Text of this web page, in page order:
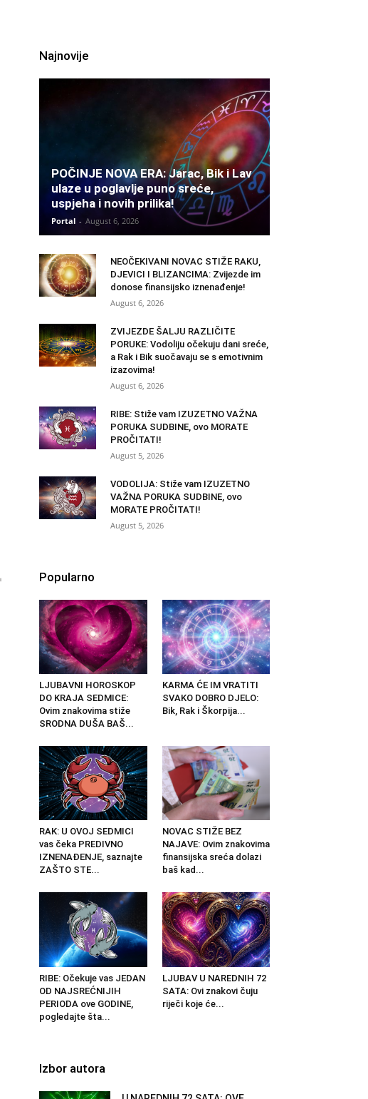
Najnovije
POČINJE NOVA ERA: Jarac, Bik i Lav
ulaze u poglavlje puno sreće,
uspjeha i novih prilika!
Portal - August 6, 2026
NEOČEKIVANI NOVAC STIŽE RAKU,
DJEVICI I BLIZANCIMA: Zvijezde im
donose finansijsko iznenađenje!
August 6, 2026
ZVIJEZDE ŠALJU RAZLIČITE
PORUKE: Vodoliju očekuju dani sreće,
a Rak i Bik suočavaju se s emotivnim
izazovima!
August 6, 2026
RIBE: Stiže vam IZUZETNO VAŽNA
PORUKA SUDBINE, ovo MORATE
PROČITATI!
August 5, 2026
VODOLIJA: Stiže vam IZUZETNO
VAŽNA PORUKA SUDBINE, ovo
MORATE PROČITATI!
August 5, 2026
Popularno
LJUBAVNI HOROSKOP
DO KRAJA SEDMICE:
Ovim znakovima stiže
SRODNA DUŠA BAŠ...
KARMA ĆE IM VRATITI
SVAKO DOBRO DJELO:
Bik, Rak i Škorpija...
RAK: U OVOJ SEDMICI
vas čeka PREDIVNO
IZNENAĐENJE, saznajte
ZAŠTO STE...
NOVAC STIŽE BEZ
NAJAVE: Ovim znakovima
finansijska sreća dolazi
baš kad...
RIBE: Očekuje vas JEDAN
OD NAJSREĆNIJIH
PERIODA ove GODINE,
pogledajte šta...
LJUBAV U NAREDNIH 72
SATA: Ovi znakovi čuju
riječi koje će...
Izbor autora